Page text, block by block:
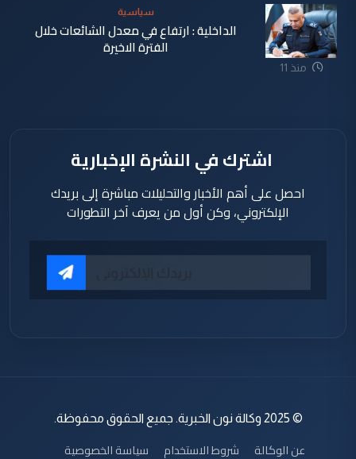
منذ 11
سياسية
الداخلية : ارتفاع في معدل الشائعات خلال
الفترة الاخيرة
اشترك في النشرة الإخبارية
احصل على أهم الأخبار والتحليلات مباشرة إلى بريدك
الإلكتروني، وكن أول من يعرف آخر التطورات
© 2025 وكالة نون الخبرية. جميع الحقوق محفوظة.
عن الوكالة شروط الاستخدام
سياسة الخصوصية